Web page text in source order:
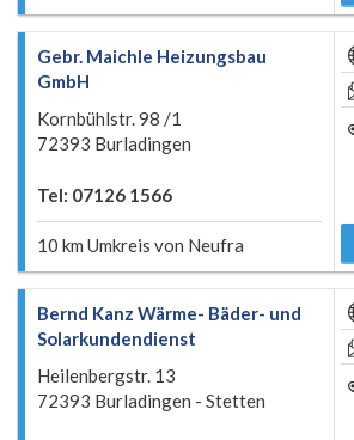
Gebr. Maichle Heizungsbau
GmbH
Kornbühlstr. 98 /1
72393 Burladingen
Tel: 07126 1566
10 km Umkreis von Neufra
Bernd Kanz Wärme- Bäder- und
Solarkundendienst
Heilenbergstr. 13
72393 Burladingen - Stetten